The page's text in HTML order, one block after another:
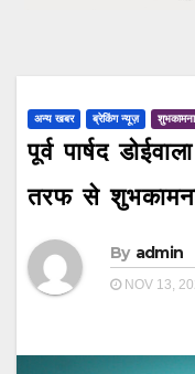
अन्य खबर ब्रेकिंग न्यूज़
पूर्व पार्षद
तरफ से
By admin
NOV 13,